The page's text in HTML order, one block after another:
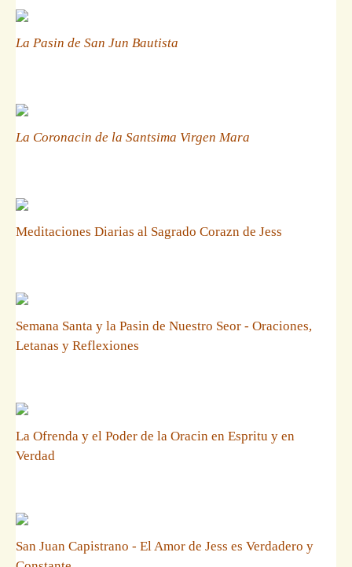
La Pasin de San Jun Bautista
La Coronacin de la Santsima Virgen Mara
Meditaciones Diarias al Sagrado Corazn de Jess
Semana Santa y la Pasin de Nuestro Seor - Oraciones,
Letanas y Reflexiones
La Ofrenda y el Poder de la Oracin en Espritu y en
Verdad
San Juan Capistrano - El Amor de Jess es Verdadero y